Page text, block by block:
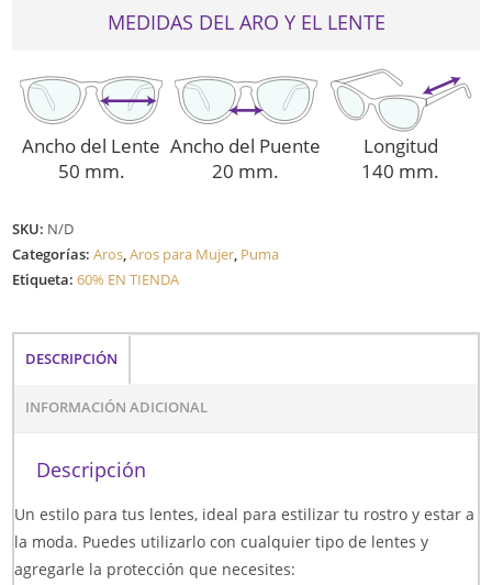
MEDIDAS DEL ARO Y EL LENTE
Ancho del Lente
50 mm.
Ancho del Puente
20 mm.
Longitud
140 mm.
SKU: N/D
Categorías:Aros,Aros para Mujer, Puma
Etiqueta:60% EN TIENDA
DESCRIPCIÓN
INFORMACIÓN ADICIONAL
Descripción
Un estilo para tus lentes, ideal para estilizar tu rostro y estar a
la moda. Puedes utilizarlo con cualquier tipo de lentes y
agregarle la protección que necesites: